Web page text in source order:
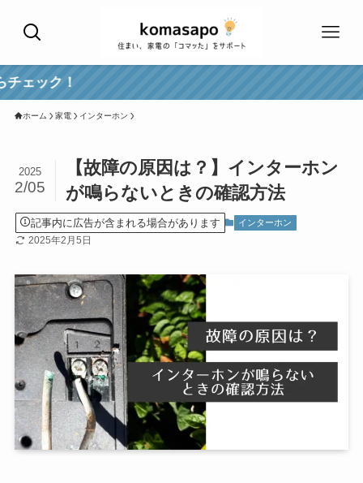
ホーム 家電 インターホン
【故障の原因は？】インターホン
が鳴らないときの確認方法
2025
2/05
記事内に広告が含まれる場合があります インターホン
2025年2月5日